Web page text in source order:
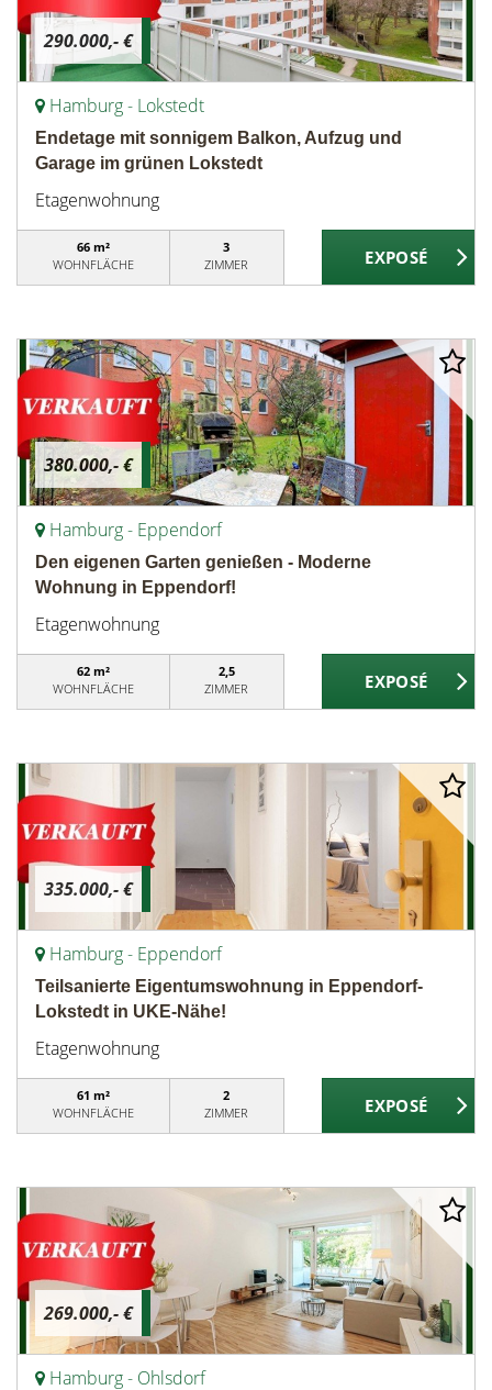
290.000,- €
Hamburg - Lokstedt
Endetage mit sonnigem Balkon, Aufzug und
Garage im grünen Lokstedt
Etagenwohnung
66 m²
WOHNFLÄCHE
3
ZIMMER
380.000,- €
Hamburg - Eppendorf
Den eigenen Garten genießen - Moderne
Wohnung in Eppendorf!
Etagenwohnung
62 m²
WOHNFLÄCHE
2,5
ZIMMER
335.000,- €
Hamburg - Eppendorf
Teilsanierte Eigentumswohnung in Eppendorf-
Lokstedt in UKE-Nähe!
Etagenwohnung
61 m²
WOHNFLÄCHE
2
ZIMMER
269.000,- €
Hamburg - Ohlsdorf